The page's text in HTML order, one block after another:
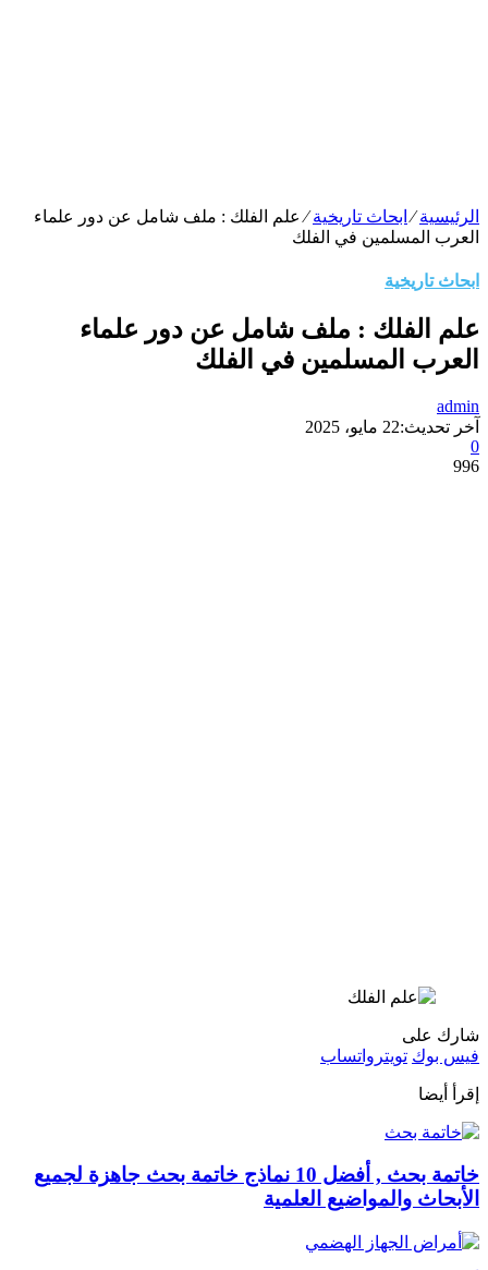
الرئيسية⁄ ابحاث تاريخية⁄ علم الفلك : ملف شامل عن دور علماء
العرب المسلمين في الفلك
ابحاث تاريخية
علم الفلك : ملف شامل عن دور علماء
العرب المسلمين في الفلك
admin
آخر تحديث:22 مايو، 2025
0
996
شارك على
فيس بوك تويتر واتساب
إقرأ أيضا
خاتمة بحث , أفضل 10 نماذج خاتمة بحث جاهزة لجميع
الأبحاث والمواضيع العلمية